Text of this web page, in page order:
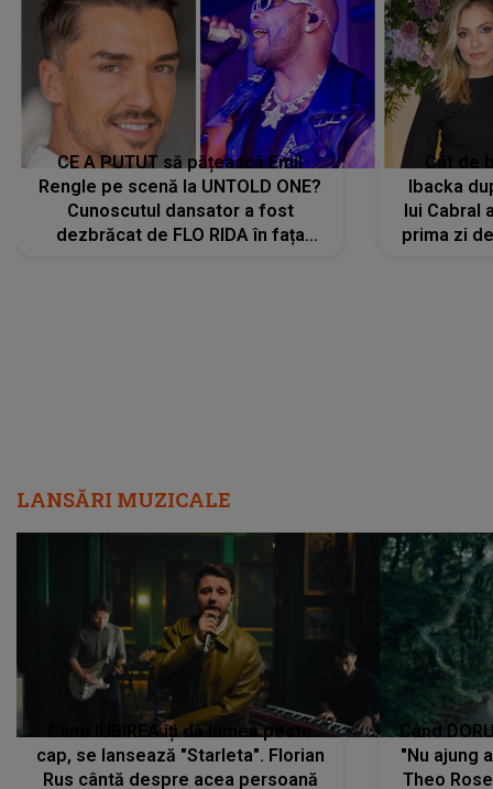
CE A PUTUT să pățească Emil
Rengle pe scenă la UNTOLD ONE?
Cunoscutul dansator a fost
dezbrăcat de FLO RIDA în fața
Cât de
Ibacka
lui Cabral
prima zi
LANSĂRI MUZICALE
Când IUBIREA îți dă lumea peste
cap, se lansează "Starleta". Florian
Rus cântă despre acea persoană
Când
"Nu ajung
Theo